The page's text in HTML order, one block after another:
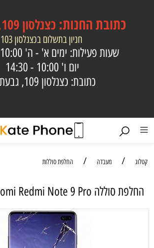
כתובתהחנות: כצנלסון 109, גבעתיים
חניון בתשלום בכצנלסון 103
שעות פעילות: ימים א' - ה' 10:00 - 18:30
יום ו' 10:00 - 14:30
כתובת: כצנלסון 109, גבעתיים
קטלוג / מעבדה / החלפת סוללות
‏החלפת סוללה Xiaomi Redmi Note 9 Pro שיאומי